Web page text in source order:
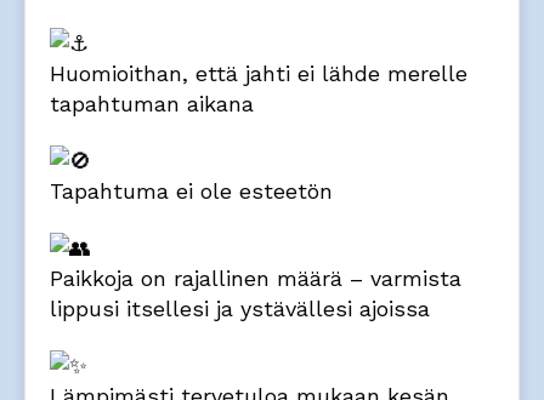
Huomioithan, että jahti ei lähde merelle
tapahtuman aikana
Tapahtuma ei ole esteetön
Paikkoja on rajallinen määrä – varmista
lippusi itsellesi ja ystävällesi ajoissa